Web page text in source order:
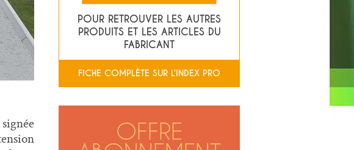
POUR RETROUVER LES AUTRES
PRODUITS ET LES ARTICLES DU
FABRICANT
FICHE COMPLÈTE SUR L’INDEX PRO
OFFRE